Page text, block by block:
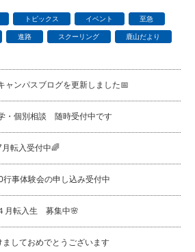
トピックス イベント 至急
進路 スクーリング 鹿山だより
ャンパスブログを更新しました📅
・個別相談 随時受付中です
月転入受付中🌈
行事体験会の申し込み受付中
月転入生 募集中🌸
ましておめでとうございます